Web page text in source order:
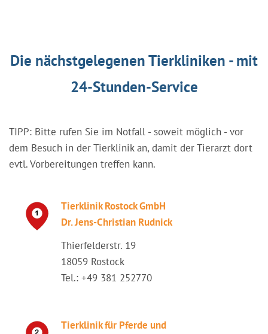
Die nächstgelegenen Tierkliniken - mit
24-Stunden-Service
TIPP: Bitte rufen Sie im Notfall - soweit möglich - vor
dem Besuch in der Tierklinik an, damit der Tierarzt dort
evtl. Vorbereitungen treffen kann.
Tierklinik Rostock GmbH
Dr. Jens-Christian Rudnick
Thierfelderstr. 19
18059 Rostock
Tel.: +49 381 252770
Tierklinik für Pferde und